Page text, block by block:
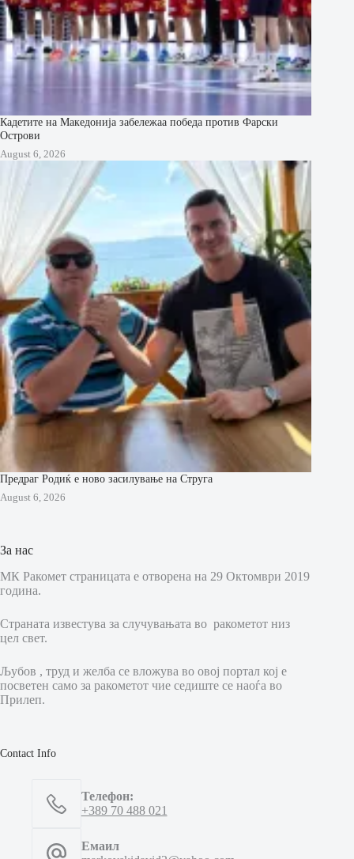
Кадетите на Македонија забележаа победа против Фарски
Острови
August 6, 2026
Предраг Родиќ е ново засилување на Струга
August 6, 2026
За нас
МК Ракомет страницата е отворена на 29 Октомври 2019
година.
Страната известува за случувањата во ракометот низ
цел свет.
Љубов , труд и желба се вложува во овој портал кој е
посветен само за ракометот чие седиште се наоѓа во
Прилеп.
Contact Info
Телефон:
+389 70 488 021
Емаил